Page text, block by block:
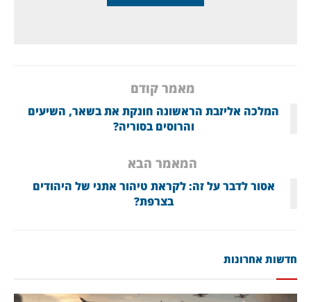
מאמר קודם
המלכה אליזבת הראשונה חונקת את בשאר, השיעים
והרוסים בסוריה?
המאמר הבא
אסור לדבר על זה: לקראת טיהור אתני של היהודים
בצרפת?
חדשות אחרונות